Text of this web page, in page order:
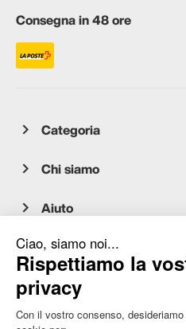
Consegna in 48 ore
Categoria
Chi siamo
Aiuto
Servizio clienti
Lunedì-Venerdì 08:00-17:00